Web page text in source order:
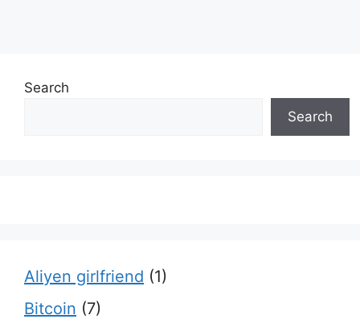
Search
Search
Aliyen girlfriend (1)
Bitcoin (7)